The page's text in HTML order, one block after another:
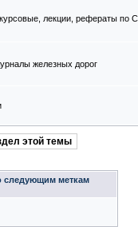
лекции, рефераты по
железных дорог
этой темы
следующим меткам